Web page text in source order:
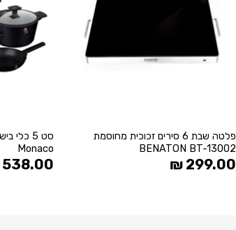
ל
WISHLIST
פלטה שבת 6 סירים זכוכית מחוסמת
BENATON BT-13002
299.00
₪
Monaco
538.00